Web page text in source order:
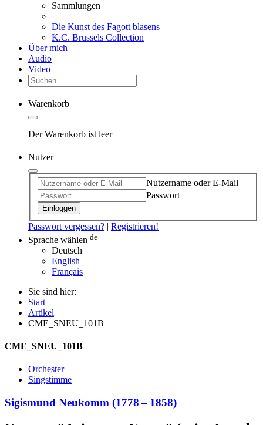
Sammlungen
Die Kunst des Fagott blasens
K.C. Brussels Collection
Über mich
Audio
Video
Warenkorb
Der Warenkorb ist leer
Nutzer
Nutzername oder E-Mail
Passwort
Einloggen
Passwort vergessen? | Registrieren!
Sprache wählen de
Deutsch
English
Français
Sie sind hier:
Start
Artikel
CME_SNEU_101B
CME_SNEU_101B
Orchester
Singstimme
Sigismund Neukomm (1778– 1858)